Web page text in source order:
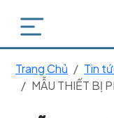
Trang Chủ
Tin
MẪU THIẾT BỊ